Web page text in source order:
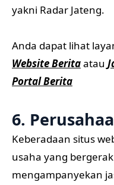
yakni Radar Jateng.
Anda dapat lihat
Website Beritaatau
Portal Berita
6.
Keberadaan situs
usaha yang
mengampanyekan